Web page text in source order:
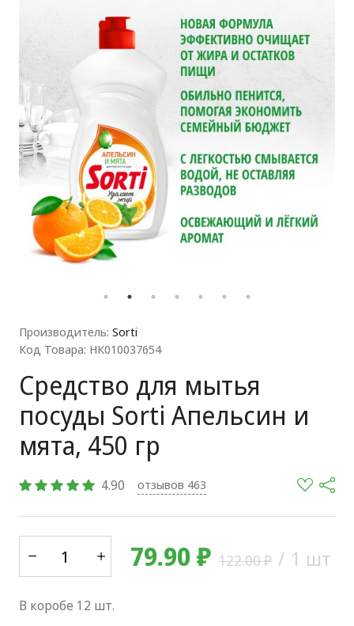
прачечных)
Производитель: Sorti
Код Товара: НК010037654
Средство для мытья
посуды Sorti Апельсин и
мята, 450 гр
4.90 отзывов 463
79.90 ₽122.00 ₽ / 1 шт
В коробе 12 шт.